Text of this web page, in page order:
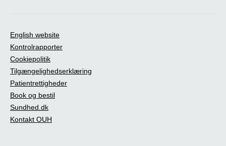
English website
Kontrolrapporter
Cookiepolitik
Tilgængelighedserklæring
Patientrettigheder
Book og bestil
Sundhed.dk
Kontakt OUH